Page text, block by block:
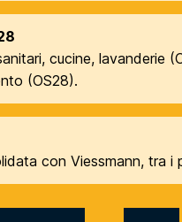
cucine, lavanderie
(OS28).
con Viessmann, tra